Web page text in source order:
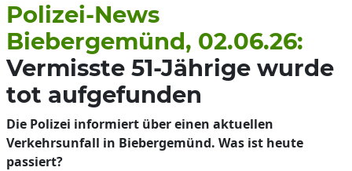
Polizei-News
Biebergemünd, 02.06.26:
Vermisste 51-Jährige wurde
tot aufgefunden
Die Polizei informiert über einen aktuellen
Verkehrsunfall in Biebergemünd. Was ist heute
passiert?